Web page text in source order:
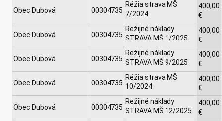
Obec Dubová 00304735
Réžia strava MŠ
7/2024
400,00
€
Obec Dubová 00304735
Režijné náklady
STRAVA MŠ 1/2025
400,00
€
Obec Dubová 00304735
Režijné náklady
STRAVA MŠ 9/2025
400,00
€
Obec Dubová 00304735
Réžia strava MŠ
10/2024
400,00
€
Obec Dubová 00304735
Režijné náklady
STRAVA MŠ 12/2025
400,00
€